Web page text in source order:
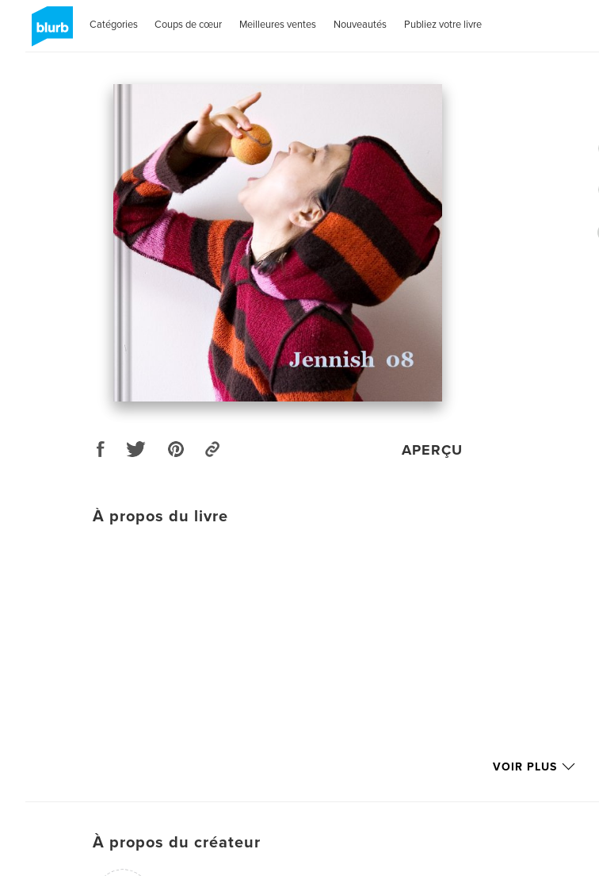
Catégories Coups de cœur Meilleures ventes Nouveautés Publiez votre livre
APERÇU
À propos du livre
VOIR PLUS
À propos du créateur